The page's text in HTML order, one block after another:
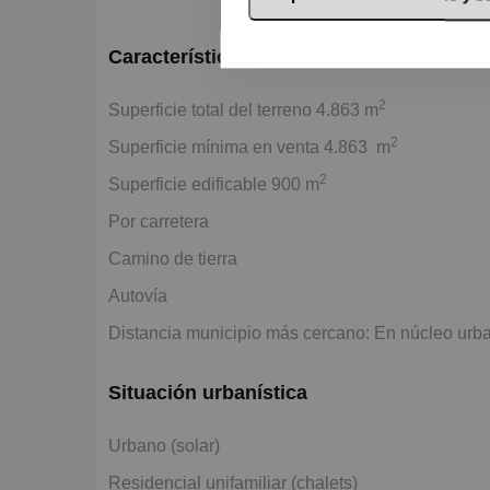
Características básicas
Superficie total del terreno 4.863 m2
Superficie mínima en venta 4.863 m2
Superficie edificable 900 m2
Por carretera
Camino de tierra
Autovía
Distancia municipio más cercano: En núcleo
Situación urbanística
Urbano (solar)
Residencial unifamiliar (chalets)